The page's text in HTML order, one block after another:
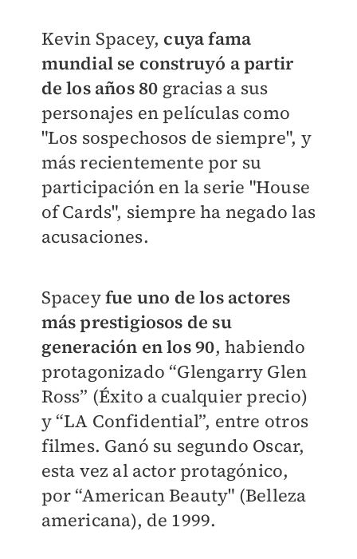
Kevin Spacey, cuya fama
mundial se construyó a partir
de los años 80 gracias a sus
personajes en películas como
"Los sospechosos de siempre", y
más recientemente por su
participación en la serie "House
of Cards", siempre ha negado las
acusaciones.
Spaceyfue uno de los actores
más prestigiosos de su
generación en los 90, habiendo
protagonizado “Glengarry Glen
Ross” (Éxito a cualquier precio)
y “LA Confidential”, entre otros
filmes. Ganó su segundo Oscar,
esta vez al actor protagónico,
por “American Beauty" (Belleza
americana), de 1999.